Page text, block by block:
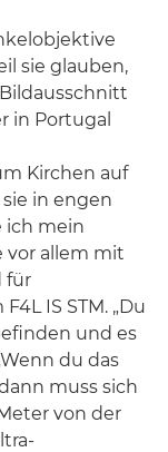
sie glauben,
in Portugal
Kirchen auf
in engen
ich mein
vor allem mit
für
IS STM. „Du
und es
du das
muss sich
von der